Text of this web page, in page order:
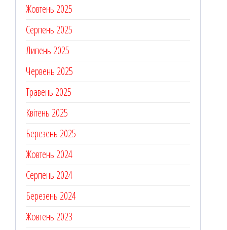
Жовтень 2025
Серпень 2025
Липень 2025
Червень 2025
Травень 2025
Квітень 2025
Березень 2025
Жовтень 2024
Серпень 2024
Березень 2024
Жовтень 2023